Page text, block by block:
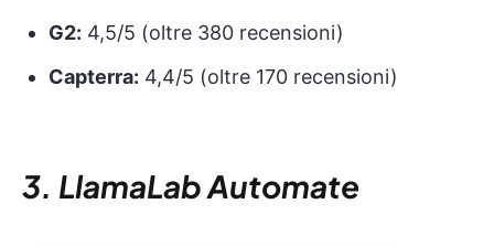
G2: 4,5/5 (oltre 380 recensioni)
Capterra: 4,4/5 (oltre 170 recensioni)
3. LlamaLab Automate